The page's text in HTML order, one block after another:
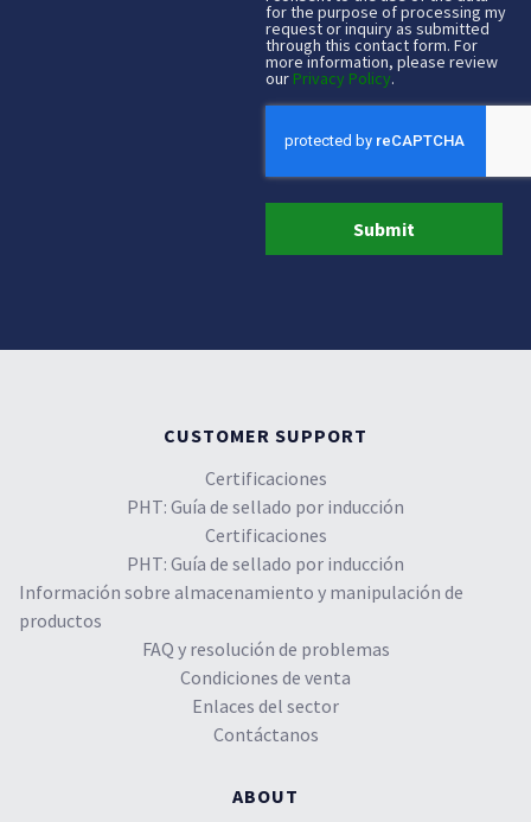
for the purpose of processing my
request or inquiry as submitted
through this contact form. For
more information, please review
our Privacy Policy.
CAPTCHA
CUSTOMER SUPPORT
Certificaciones
PHT: Guía de sellado por inducción
Certificaciones
PHT: Guía de sellado por inducción
Información sobre almacenamiento y manipulación de
productos
FAQ y resolución de problemas
Condiciones de venta
Enlaces del sector
Contáctanos
ABOUT